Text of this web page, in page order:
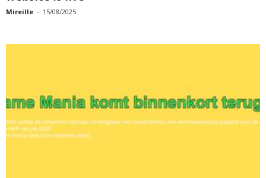
Mireille - 15/08/2025